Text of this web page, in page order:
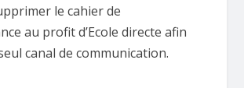
le cahier de
au profit d’Ecole directe afin
canal de communication.